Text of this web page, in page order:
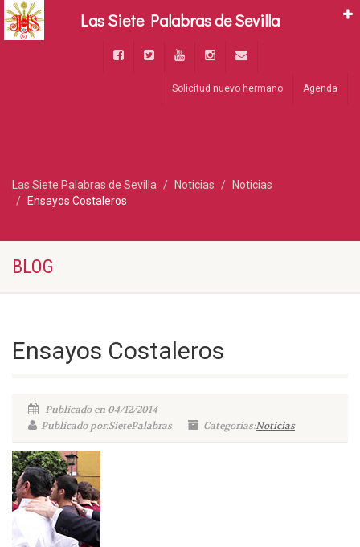
Solicitud nuevo hermano Agenda
Las Siete Palabras de Sevilla Noticias
Noticias
Ensayos Costaleros
BLOG
Ensayos Costaleros
Publicado en 04/12/2014
Publicado por:SietePalabras
Categorías:Noticias
Las Siete Palabras de Sevilla